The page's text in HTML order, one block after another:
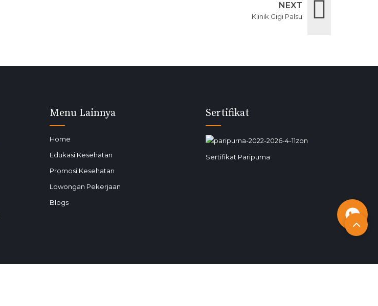
NEXT
Klinik Gigi Palsu
Menu Lainnya
Home
Edukasi Kesehatan
Promosi Kesehatan
Lowongan Pekerjaan
Blogs
Sertifikat
Sertifikat Paripurna
Daftar Online